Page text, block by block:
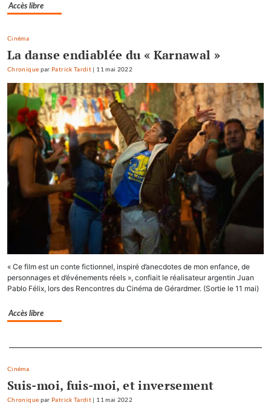
Accès libre
Cinéma
La danse endiablée du « Karnawal »
Chronique par Patrick Tardit | 11 mai 2022
« Ce film est un conte fictionnel, inspiré d’anecdotes de mon enfance, de
personnages et d’événements réels », confiait le réalisateur argentin Juan
Pablo Félix, lors des Rencontres du Cinéma de Gérardmer. (Sortie le 11 mai)
Accès libre
Cinéma
Suis-moi, fuis-moi, et inversement
Chronique par Patrick Tardit | 11 mai 2022